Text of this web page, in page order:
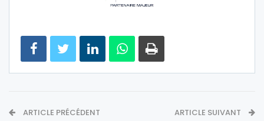
ARTICLE PRÉCÉDENT ARTICLE SUIVANT